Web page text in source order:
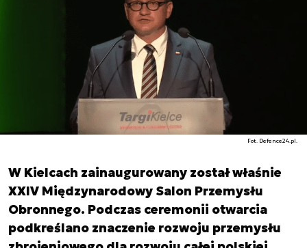
Fot. Defence24.pl.
W Kielcach zainaugurowany został właśnie
XXIV Międzynarodowy Salon Przemysłu
Obronnego. Podczas ceremonii otwarcia
podkreślano znaczenie rozwoju przemysłu